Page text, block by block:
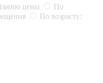
цены
По
По возрасту: